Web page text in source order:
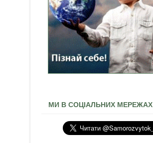
МИ В СОЦІАЛЬНИХ МЕРЕЖАХ